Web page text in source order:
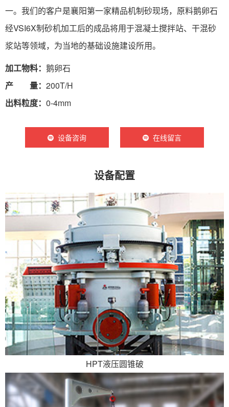
一。我们的客户是襄阳第一家精品机制砂现场，原料鹅卵石
经VSI6X制砂机加工后的成品将用于混凝土搅拌站、干混砂
浆站等领域，为当地的基础设施建设所用。
加工物料： 鹅卵石
产 量： 200T/H
出料粒度： 0-4mm
设备咨询 在线留言
设备配置
HPT液压圆锥破